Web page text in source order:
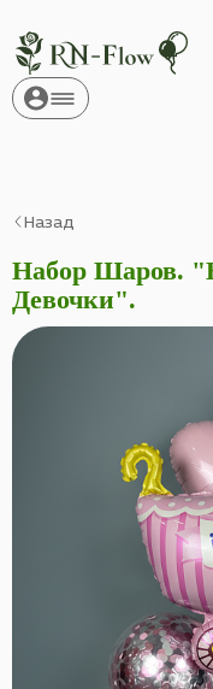
Назад
Набор Шаров.
Девочки".